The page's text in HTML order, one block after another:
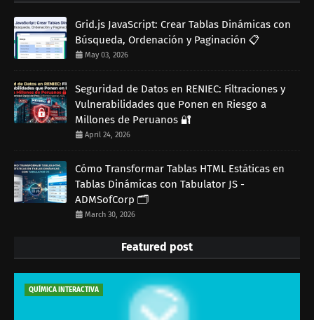
Grid.js JavaScript: Crear Tablas Dinámicas con
Búsqueda, Ordenación y Paginación 📋
May 03, 2026
Seguridad de Datos en RENIEC: Filtraciones y
Vulnerabilidades que Ponen en Riesgo a
Millones de Peruanos 🔐
April 24, 2026
Cómo Transformar Tablas HTML Estáticas en
Tablas Dinámicas con Tabulator JS -
ADMSofCorp 🗂️
March 30, 2026
Featured post
QUÍMICA INTERACTIVA